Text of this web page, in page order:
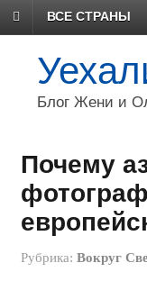
ВСЕ СТРАНЫ
Блог Жени и
Почему
Рубрика: Вокруг